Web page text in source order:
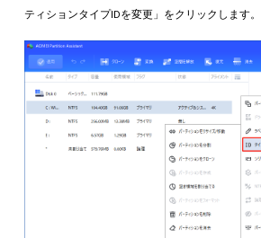
ティションタイプIDを変更」をクリックします。